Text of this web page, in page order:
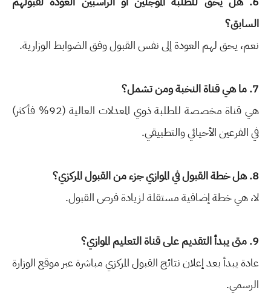
السابق؟
نعم، يحق لهم العودة إلى نفس القبول وفق الضوابط الوزارية.
7. ما هي قناة النخبة ومن تشمل؟
هي قناة مخصصة للطلبة ذوي المعدلات العالية (92% فأكثر)
في الفرعين الأحيائي والتطبيقي.
8. هل خطة القبول في الموازي جزء من القبول المركزي؟
لا، هي خطة إضافية مستقلة لزيادة فرص القبول.
9. متى يبدأ التقديم على قناة التعليم الموازي؟
عادة يبدأ بعد إعلان نتائج القبول المركزي مباشرة عبر موقع الوزارة
الرسمي.